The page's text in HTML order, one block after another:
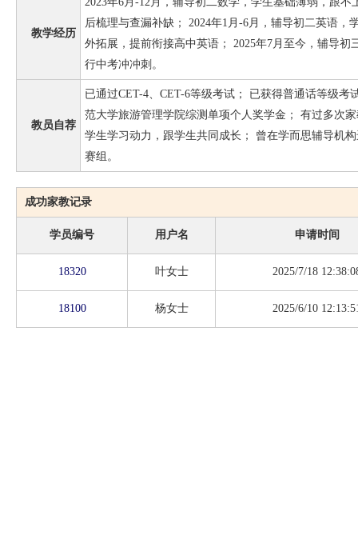
教学经历
后梳理与查漏补缺； 2024年1月-6月，辅导初二英语，
外拓展，提前衔接高中英语； 2025年7月至今，辅导初
行中考冲冲刺。
教员自荐
已通过CET-4、CET-6等级考试； 已获得普通话等级考
范大学旅游管理学院综测单项个人奖学金； 有过多次
学生学习动力，跟学生共同成长； 曾在学而思辅导机
赛组。
成功家教记录
学员编号 用户名 申请时间
18320 叶女士 2025/7/18
18100 杨女士 2025/6/10